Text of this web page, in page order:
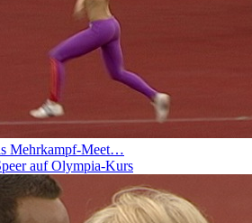
Mehrkampf-Meet…
auf Olympia-Kurs